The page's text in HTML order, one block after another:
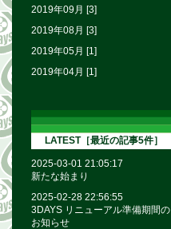
2019年09月 [3]
2019年08月 [3]
2019年05月 [1]
2019年04月 [1]
LATEST［最近の記事5件］
2025-03-01 21:05:17
新たな始まり
2025-02-28 22:56:55
3DAYS リニューアル準備期間の
お知らせ